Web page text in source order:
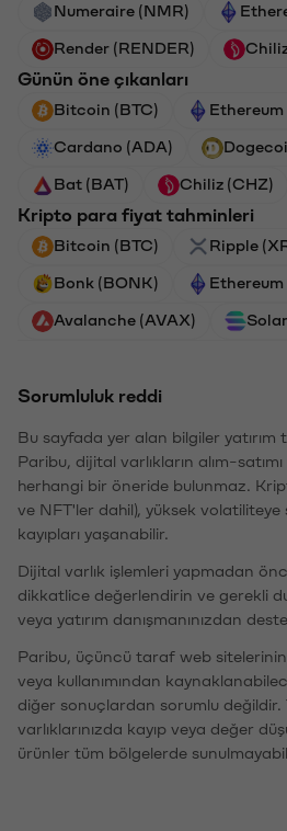
Numeraire (NMR)
Render (RENDER)
Günün öne çıkanları
Bitcoin (BTC) Ethereum
Cardano (ADA)
Bat (BAT) Chiliz (CHZ)
Kripto para fiyat tahminleri
Bitcoin (BTC) Ripple
Bonk (BONK) Ethereum
Avalanche (AVAX)
Sorumluluk reddi
Bu sayfada yer alan bilgiler yatırım
Paribu, dijital varlıkların alım-
herhangi bir öneride bulunmaz.
ve NFT'ler dahil), yüksek
kayıpları yaşanabilir.
Dijital varlık işlemleri yapmadan
dikkatlice değerlendirin ve gerekli
veya yatırım danışmanınızdan
Paribu, üçüncü taraf web
veya kullanımından
diğer sonuçlardan sorumlu değildir.
varlıklarınızda kayıp veya değer
ürünler tüm bölgelerde